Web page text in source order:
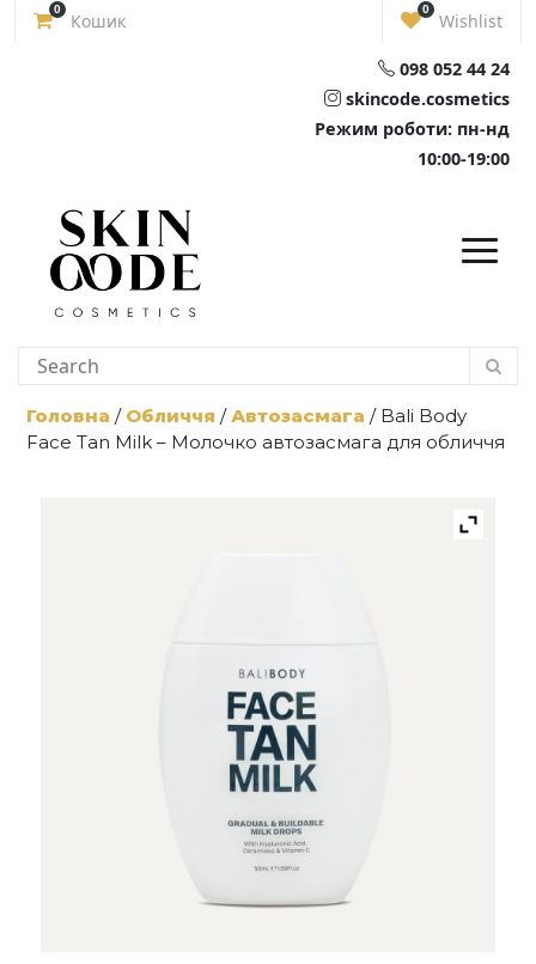
Skip
0
Кошик
0
Wishlist
098 052 44 24
skincode.cosmetics
Режим роботи: пн-нд
10:00-19:00
Головна / Обличчя /Автозасмага / Bali Body
Face Tan Milk – Молочко автозасмага для обличчя